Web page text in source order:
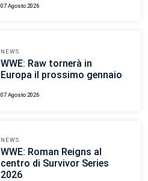
07 Agosto 2026
NEWS
WWE: Raw tornerà in
Europa il prossimo gennaio
07 Agosto 2026
NEWS
WWE: Roman Reigns al
centro di Survivor Series
2026